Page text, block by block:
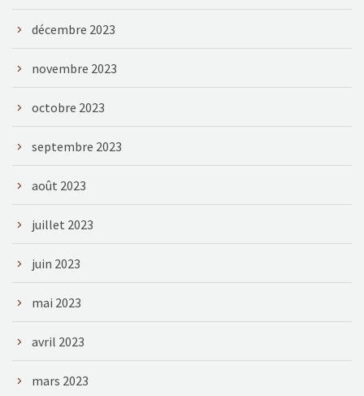
décembre 2023
novembre 2023
octobre 2023
septembre 2023
août 2023
juillet 2023
juin 2023
mai 2023
avril 2023
mars 2023